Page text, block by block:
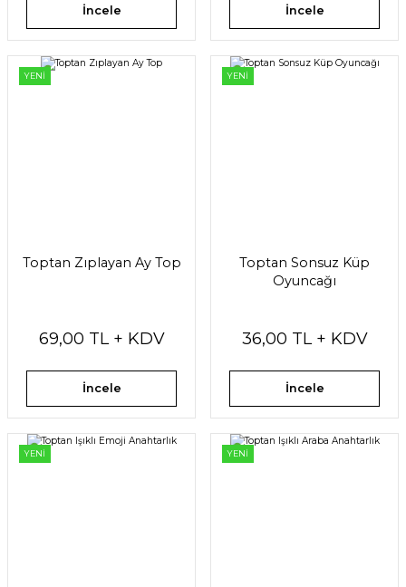
İncele İncele
YENİ
Toptan Zıplayan Ay Top
69,00 TL + KDV
İncele
YENİ
Toptan Sonsuz Küp
Oyuncağı
36,00 TL + KDV
İncele
YENİ YENİ